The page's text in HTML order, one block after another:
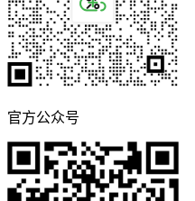
官方公众号